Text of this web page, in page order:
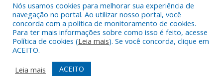
Todos os direitos reservados a Prefeitura Municipal de Almeirim.
Mapa do Site
Acessar Área Administrativa
Nós usamos cookies para melhorar sua experiência de
navegação no portal. Ao utilizar nosso portal, você
concorda com a política de monitoramento de cookies.
Para ter mais informações sobre como isso é feito, acesse
Política de cookies (Leia mais). Se você concorda, clique em
ACEITO.
Leia mais
ACEITO